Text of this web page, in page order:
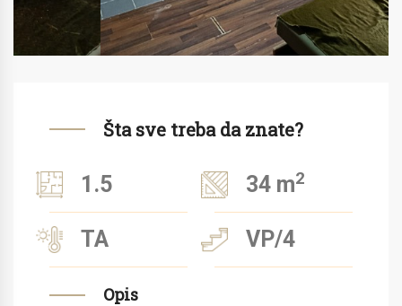
Šta sve treba da znate?
1.5 34 m2
TA VP/4
Opis